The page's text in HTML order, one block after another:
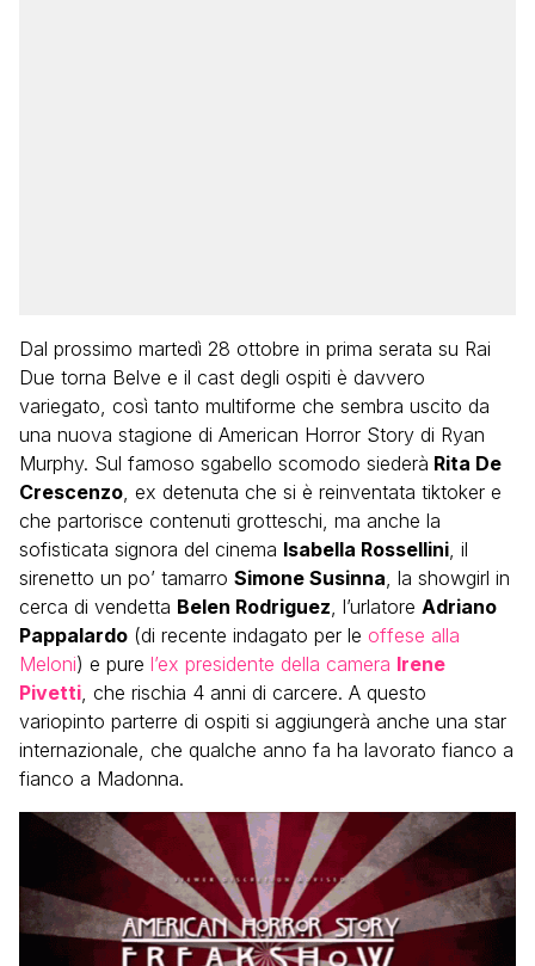
Dal prossimo martedì 28 ottobre in prima serata su Rai
Due torna Belve e il cast degli ospiti è davvero
variegato, così tanto multiforme che sembra uscito da
una nuova stagione di American Horror Story di Ryan
Murphy. Sul famoso sgabello scomodo siederà Rita De
Crescenzo, ex detenuta che si è reinventata tiktoker e
che partorisce contenuti grotteschi, ma anche la
sofisticata signora del cinema Isabella Rossellini, il
sirenetto un po’ tamarro Simone Susinna, la showgirl in
cerca di vendetta Belen Rodriguez, l’urlatore Adriano
Pappalardo (di recente indagato per le offese alla
Meloni) e pure l’ex presidente della camera Irene
Pivetti, che rischia 4 anni di carcere. A questo
variopinto parterre di ospiti si aggiungerà anche una star
internazionale, che qualche anno fa ha lavorato fianco a
fianco a Madonna.